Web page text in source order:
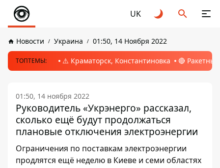
UK
Новости Украина 01:50, 14 Ноября 2022
ТОПТЕМЫ: ⚠️ Краматорск, Константиновка 🔴
01:50, 14 ноября 2022
Руководитель «Укрэнерго» рассказал,
сколько ещё будут продолжаться
плановые отключения электроэнергии
Ограничения по поставкам электроэнергии
продлятся ещё неделю в Киеве и семи областях